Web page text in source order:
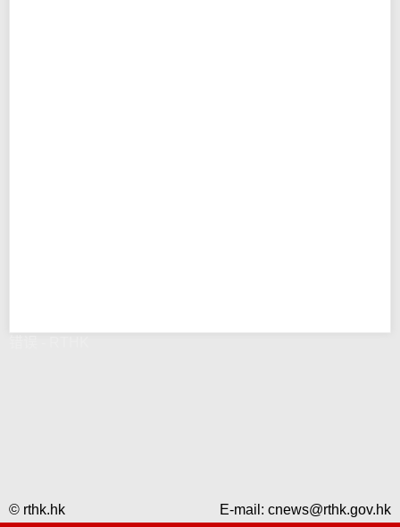
© rthk.hk E-mail: cnews@rthk.gov.hk